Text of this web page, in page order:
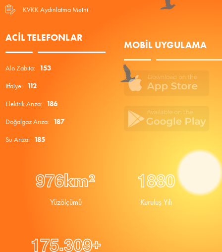
KVKK Aydınlatma Metni
ACIL TELEFONLAR
Alo Zabıta: 153
İtfaiye: 112
Elektrik Arıza: 186
Doğalgaz Arıza: 187
Su Arıza: 185
MOBIL UYGULAMA
976km²
Yüzölçümü
1880
Kuruluş Yılı
175.309+